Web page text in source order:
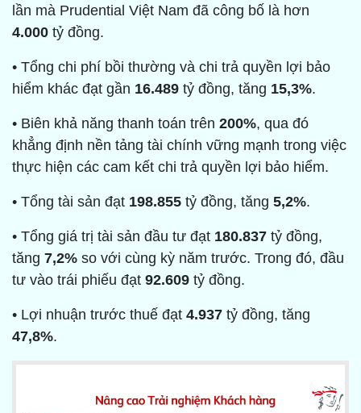
lần mà Prudential Việt Nam đã công bố là hơn
4.000 tỷ đồng.
• Tổng chi phí bồi thường và chi trả quyền lợi bảo
hiểm khác đạt gần 16.489 tỷ đồng, tăng 15,3%.
• Biên khả năng thanh toán trên 200%, qua đó
khẳng định nền tảng tài chính vững mạnh trong việc
thực hiện các cam kết chi trả quyền lợi bảo hiểm.
• Tổng tài sản đạt 198.855 tỷ đồng, tăng 5,2%.
• Tổng giá trị tài sản đầu tư đạt 180.837 tỷ đồng,
tăng 7,2% so với cùng kỳ năm trước. Trong đó, đầu
tư vào trái phiếu đạt 92.609 tỷ đồng.
• Lợi nhuận trước thuế đạt 4.937 tỷ đồng, tăng
47,8%.